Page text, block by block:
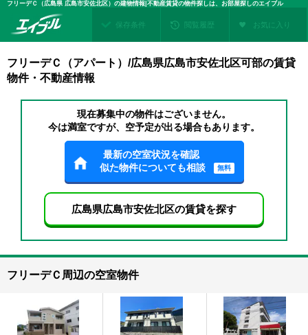
フリーデＣ（広島県 広島市安佐北区）の建物情報|不動産賃貸の物件探しは、お部屋探しのエイブル
保存条件 閲覧履歴 お気に入り
フリーデＣ（アパート）/広島県広島市安佐北区可部の賃貸
物件・不動産情報
現在募集中の物件はございません。
今は満室ですが、空予定が出る場合もあります。
最新の空室状況を確認
似た物件についても相談
無料
広島県広島市安佐北区の賃貸を探す
フリーデＣ周辺の空室物件